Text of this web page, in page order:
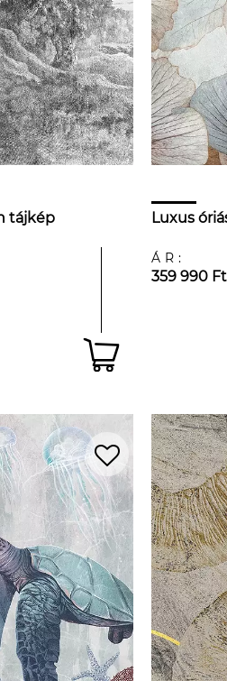
tájkép
Luxus
ÁR:
359 990 Ft